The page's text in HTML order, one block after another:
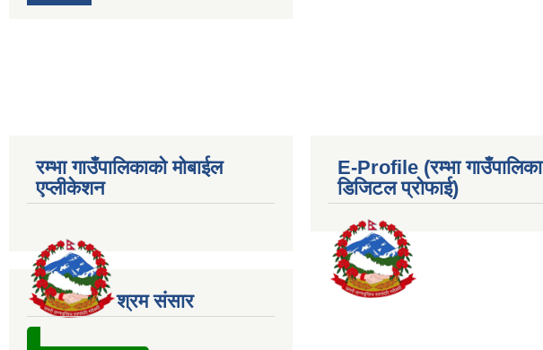
रम्भा गाउँपालिकाको मोबाईल
एप्लीकेशन
श्रम संसार
E-Profile (रम्भा गाउँपालिका
डिजिटल प्रोफाई)